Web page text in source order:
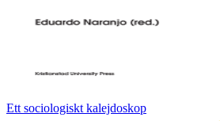
Ett sociologiskt kalejdoskop